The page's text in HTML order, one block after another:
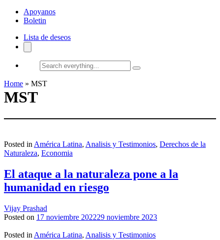
Apoyanos
Boletin
Lista de deseos
Search
everything...
Home » MST
MST
Posted in América Latina, Analisis y Testimonios, Derechos de la
Naturaleza, Economia
El ataque a la naturaleza pone a la
humanidad en riesgo
Vijay Prashad
Posted on 17 noviembre 202229 noviembre 2023
Posted in América Latina, Analisis y Testimonios